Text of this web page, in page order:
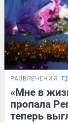
РАЗВЛЕЧЕНИЯ
«Мне в
пропала
теперь